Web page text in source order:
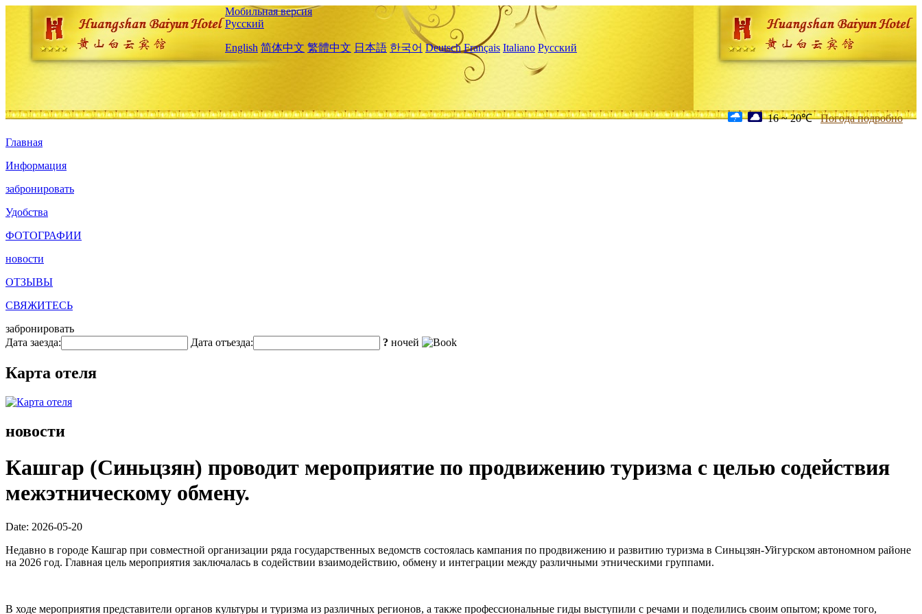
Мобильная версия
Русский
English 简体中文 繁體中文 日本語 한국어 Deutsch Français Italiano Русский
16 ~ 20℃ Погода подробно
Главная
Информация
забронировать
Удобства
ФОТОГРАФИИ
новости
ОТЗЫВЫ
СВЯЖИТЕСЬ
забронировать
Дата заезда:
Дата отъезда: ? ночей
Карта отеля
новости
Кашгар (Синьцзян) проводит мероприятие по продвижению туризма с целью содействия
межэтническому обмену.
Date: 2026-05-20
Недавно в городе Кашгар при совместной организации ряда государственных ведомств состоялась кампания по продвижению и развитию туризма в Синьцзян-Уйгурском автономном районе
на 2026 год. Главная цель мероприятия заключалась в содействии взаимодействию, обмену и интеграции между различными этническими группами.
В ходе мероприятия представители органов культуры и туризма из различных регионов, а также профессиональные гиды выступили с речами и поделились своим опытом; кроме того,